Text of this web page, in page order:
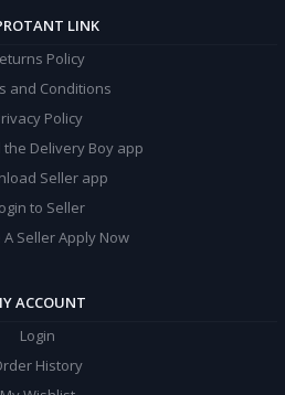
LINK
Policy
and Conditions
Policy
Delivery Boy app
Seller app
to Seller
A Seller Apply Now
ACCOUNT
Login
History